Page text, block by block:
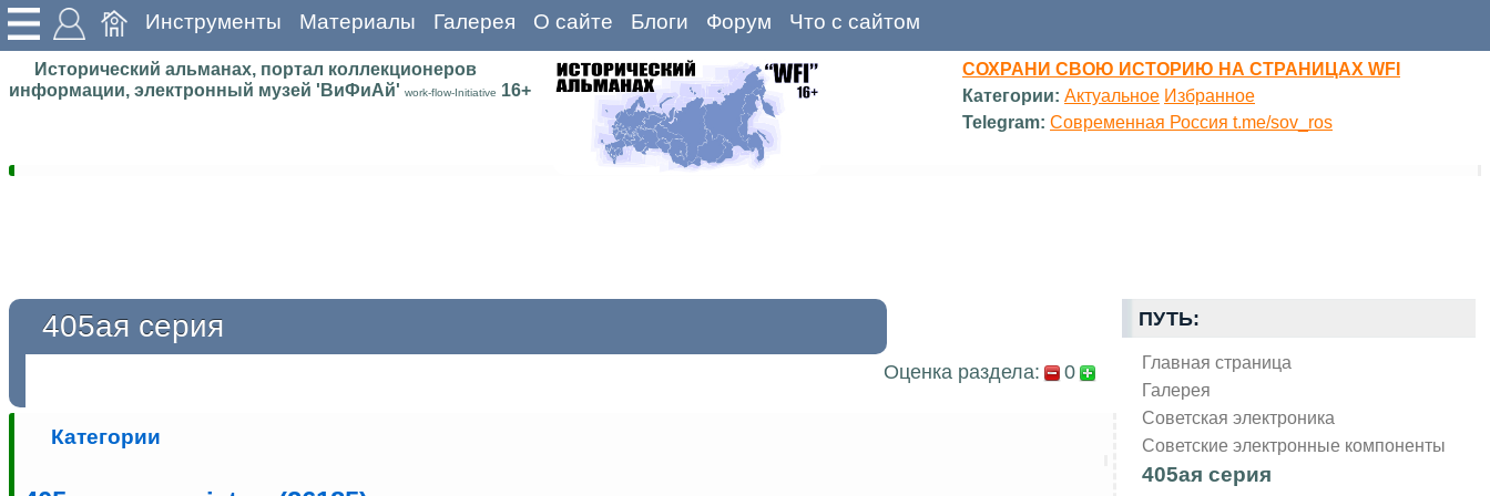
Инструменты Материалы Галерея О сайте Блоги Форум Что с сайтом
Исторический альманах, портал коллекционеров
информации, электронный музей 'ВиФиАй' work-flow-Initiative 16+
СОХРАНИ СВОЮ ИСТОРИЮ НА СТРАНИЦАХ WFI
Категории: Актуальное Избранное
Telegram: Современная Россия t.me/sov_ros
ПУТЬ:
Главная страница
Галерея
Советская электроника
Советские электронные компоненты
405ая серия
405ая серия
Оценка раздела: 0
Категории